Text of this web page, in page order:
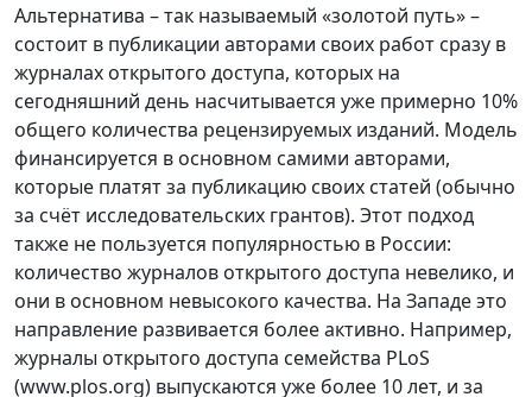
Альтернатива – так называемый «золотой путь» –
состоит в публикации авторами своих работ сразу в
журналах открытого доступа, которых на
сегодняшний день насчитывается уже примерно 10%
общего количества рецензируемых изданий. Модель
финансируется в основном самими авторами,
которые платят за публикацию своих статей (обычно
за счёт исследовательских грантов). Этот подход
также не пользуется популярностью в России:
количество журналов открытого доступа невелико, и
они в основном невысокого качества. На Западе это
направление развивается более активно. Например,
журналы открытого доступа семейства PLoS
(www.plos.org) выпускаются уже более 10 лет, и за